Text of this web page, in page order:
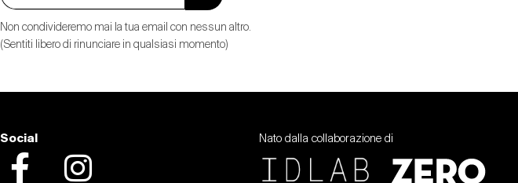
Non condivideremo mai la tua email con nessun altro.
(Sentiti libero di rinunciare in qualsiasi momento)
Social
FacebookInstagram
Nato dalla collaborazione di